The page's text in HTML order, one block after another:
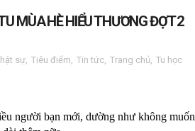
MÙA HÈ HIỂU THƯƠNG ĐỢT 2
sự, Tiêu điểm, Tin tức, Trang chủ, Tu học
người bạn mới, dường như không muốn